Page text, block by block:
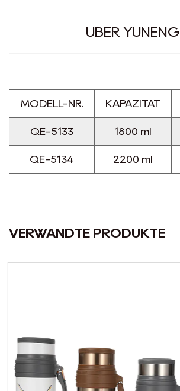
ÜBER YUNENG
MODELL-NR. KAPAZITÄT
QE-5133 1800 ml
QE-5134 2200 ml
VERWANDTE PRODUKTE